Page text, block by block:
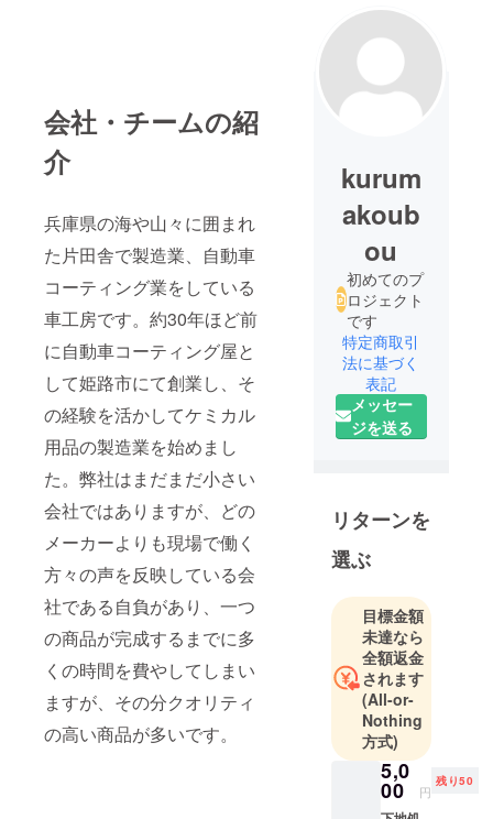
会社・チームの紹
介
兵庫県の海や山々に囲まれ
た片田舎で製造業、自動車
コーティング業をしている
車工房です。約30年ほど前
に自動車コーティング屋と
して姫路市にて創業し、そ
の経験を活かしてケミカル
用品の製造業を始めまし
た。弊社はまだまだ小さい
会社ではありますが、どの
メーカーよりも現場で働く
方々の声を反映している会
社である自負があり、一つ
の商品が完成するまでに多
くの時間を費やしてしまい
ますが、その分クオリティ
の高い商品が多いです。
kurum
akoub
ou
初めてのプ
ロジェクト
です
特定商取引
法に基づく
表記
メッセー
ジを送る
リターンを
選ぶ
目標金額
未達なら
全額返金
されます
(All-or-
Nothing
方式)
5,0
00 円
残り50